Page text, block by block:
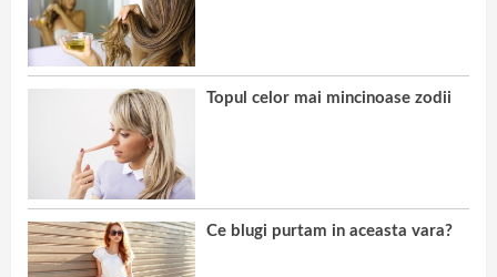
Topul celor mai mincinoase zodii
Ce blugi purtam in aceasta vara?